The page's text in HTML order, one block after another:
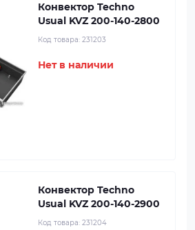
Конвектор Techno
Usual KVZ 200-140-2800
Код товара: 231203
Нет в наличии
Конвектор Techno
Usual KVZ 200-140-2900
Код товара: 231204